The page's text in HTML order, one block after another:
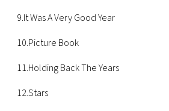
9.It Was A Very Good Year
10.Picture Book
11.Holding Back The Years
12.Stars